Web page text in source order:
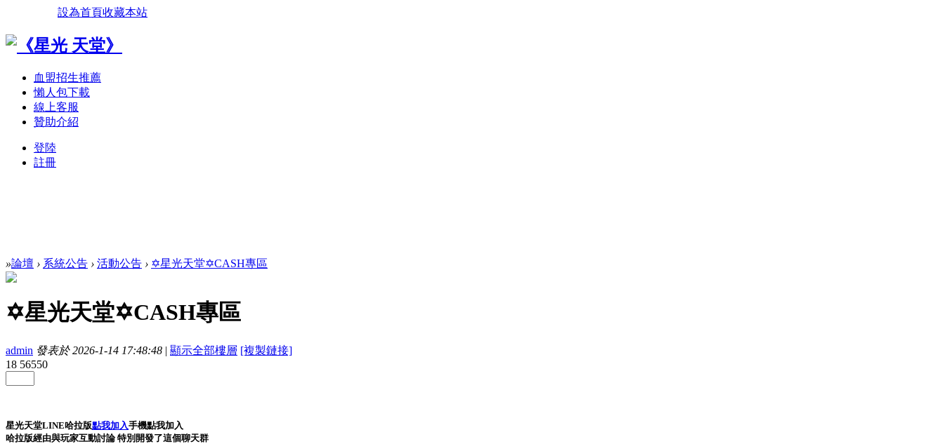
設為首頁收藏本站
血盟招生推薦
懶人包下載
線上客服
贊助介紹
登陸
註冊
»論壇 › 系統公告 › 活動公告 › ✡星光天堂✡CASH專區
✡星光天堂✡CASH專區
admin 發表於 2026-1-14 17:48:48 | 顯示全部樓層 [複製鏈接]
18 56550
星光天堂LINE哈拉版點我加入手機點我加入
哈拉版經由與玩家互動討論 特別開發了這個聊天群